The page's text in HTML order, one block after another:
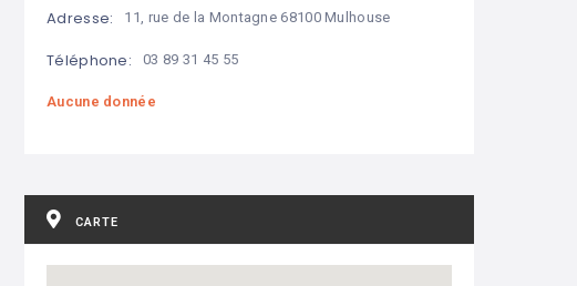
Adresse: 11, rue de la Montagne 68100 Mulhouse
Téléphone: 03 89 31 45 55
Aucune donnée
CARTE